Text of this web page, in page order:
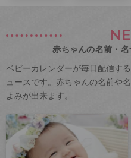
赤ちゃんの名前・
ベビーカレンダーが毎日配信す
ュースです。赤ちゃんの名前や
よみが出来ます。